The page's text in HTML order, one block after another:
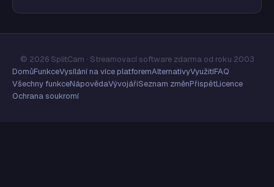
© 2026 SplitCam · Streamovací software zdarma od roku 2003
DomůFunkceVysílání na více platforemAlternativyVyužitíFAQ
Všechny funkceNápovědaVývojářiSeznam změnPřispětLicence
Ochrana soukromí